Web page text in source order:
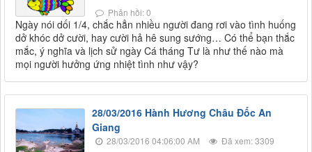
Phản hồi: 0
Ngày nói dối 1/4, chắc hẳn nhiều người đang rơi vào tình huống
dở khóc dở cười, hay cười hả hê sung sướng… Có thể bạn thắc
mắc, ý nghĩa và lịch sử ngày Cá tháng Tư là như thế nào mà
mọi người hưởng ứng nhiệt tình như vậy?
28/03/2016 Hành Hương Châu Đốc An
Giang
28/03/2016 04:06:00 AM
Đã xem: 3309